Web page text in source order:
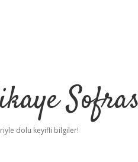
dolu keyifli bilgiler!